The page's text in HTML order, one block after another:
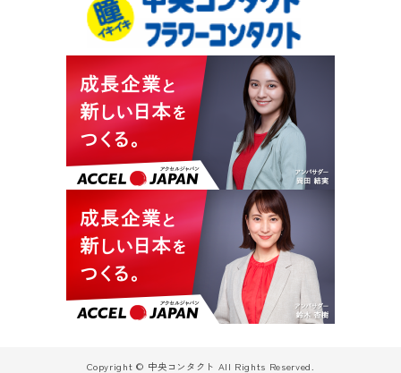
Copyright © 中央コンタクト All Rights Reserved.